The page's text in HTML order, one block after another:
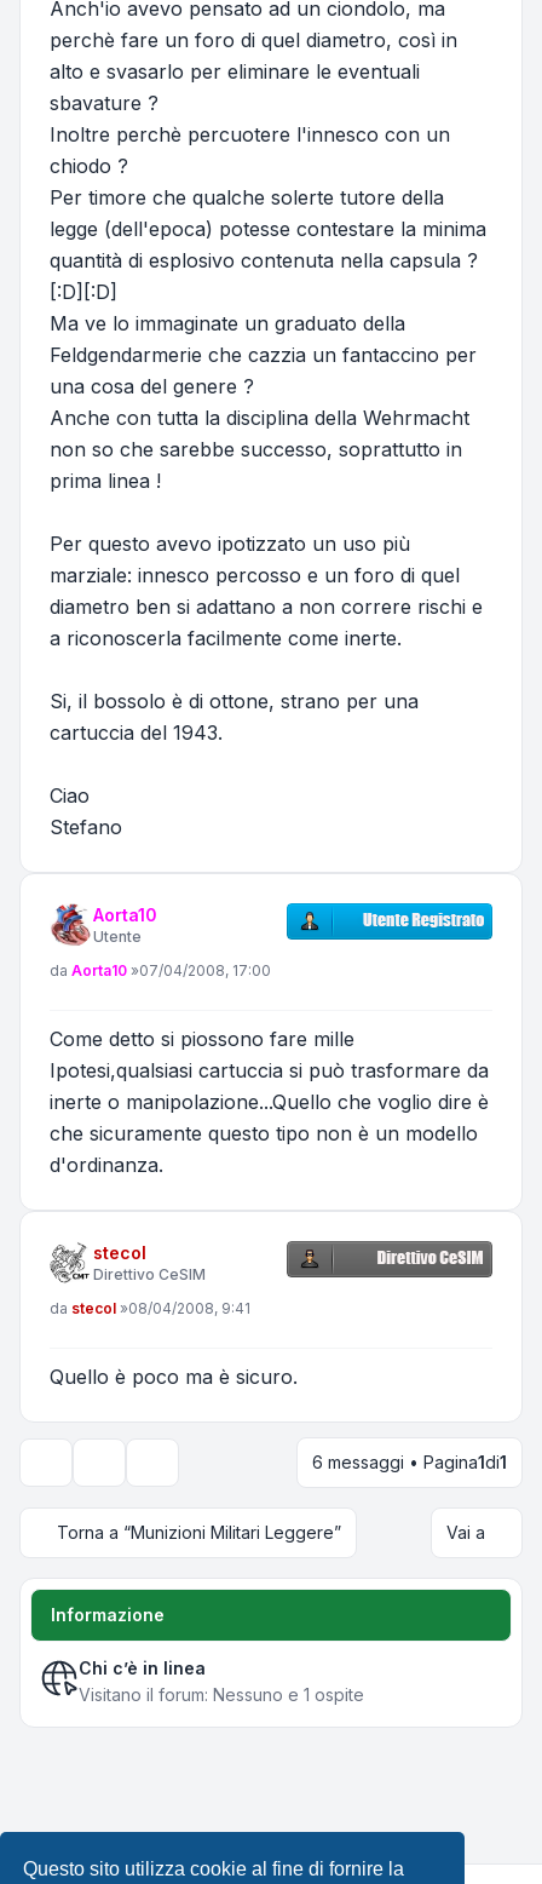
Questo sito utilizza cookie al fine di fornire la
Anch'io avevo pensato ad un ciondolo, ma
perchè fare un foro di quel diametro, così in
alto e svasarlo per eliminare le eventuali
sbavature ?
Inoltre perchè percuotere l'innesco con un
chiodo ?
Per timore che qualche solerte tutore della
legge (dell'epoca) potesse contestare la minima
quantità di esplosivo contenuta nella capsula ?
[:D][:D]
Ma ve lo immaginate un graduato della
Feldgendarmerie che cazzia un fantaccino per
una cosa del genere ?
Anche con tutta la disciplina della Wehrmacht
non so che sarebbe successo, soprattutto in
prima linea !
Per questo avevo ipotizzato un uso più
marziale: innesco percosso e un foro di quel
diametro ben si adattano a non correre rischi e
a riconoscerla facilmente come inerte.
Si, il bossolo è di ottone, strano per una
cartuccia del 1943.
Ciao
Stefano
Aorta10
Utente
Messaggio
da Aorta10 »07/04/2008, 17:00
Come detto si piossono fare mille
Ipotesi,qualsiasi cartuccia si può trasformare da
inerte o manipolazione...Quello che voglio dire è
che sicuramente questo tipo non è un modello
d'ordinanza.
stecol
Direttivo CeSIM
Messaggio
da stecol »08/04/2008, 9:41
Quello è poco ma è sicuro.
Opzioni di visualizzazione e ordinamento
6 messaggi • Pagina1di1
Torna a “Munizioni Militari Leggere” Vai a
Informazione
Chi c’è in linea
Visitano il forum: Nessuno e 1 ospite